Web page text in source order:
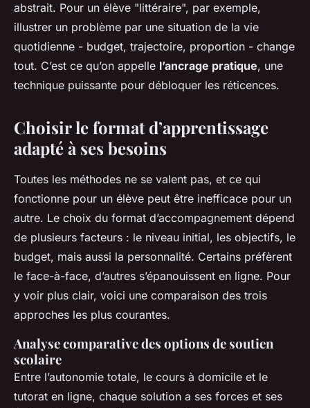
abstrait. Pour un élève "littéraire", par exemple,
illustrer un problème par une situation de la vie
quotidienne - budget, trajectoire, proportion - change
tout. C’est ce qu’on appelle l’ancrage pratique, une
technique puissante pour débloquer les réticences.
Choisir le format d’apprentissage
adapté à ses besoins
Toutes les méthodes ne se valent pas, et ce qui
fonctionne pour un élève peut être inefficace pour un
autre. Le choix du format d’accompagnement dépend
de plusieurs facteurs : le niveau initial, les objectifs, le
budget, mais aussi la personnalité. Certains préfèrent
le face-à-face, d’autres s’épanouissent en ligne. Pour
y voir plus clair, voici une comparaison des trois
approches les plus courantes.
Analyse comparative des options de soutien
scolaire
Entre l’autonomie totale, le cours à domicile et le
tutorat en ligne, chaque solution a ses forces et ses